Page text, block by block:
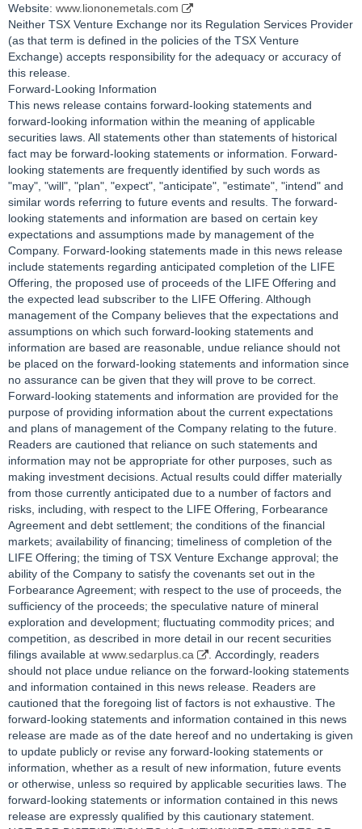
Website: www.liononemetals.com
Neither TSX Venture Exchange nor its Regulation Services Provider
(as that term is defined in the policies of the TSX Venture
Exchange) accepts responsibility for the adequacy or accuracy of
this release.
Forward-Looking Information
This news release contains forward‐looking statements and
forward‐looking information within the meaning of applicable
securities laws. All statements other than statements of historical
fact may be forward‐looking statements or information. Forward-
looking statements are frequently identified by such words as
"may", "will", "plan", "expect", "anticipate", "estimate", "intend" and
similar words referring to future events and results. The forward‐
looking statements and information are based on certain key
expectations and assumptions made by management of the
Company. Forward-looking statements made in this news release
include statements regarding anticipated completion of the LIFE
Offering, the proposed use of proceeds of the LIFE Offering and
the expected lead subscriber to the LIFE Offering. Although
management of the Company believes that the expectations and
assumptions on which such forward-looking statements and
information are based are reasonable, undue reliance should not
be placed on the forward‐looking statements and information since
no assurance can be given that they will prove to be correct.
Forward-looking statements and information are provided for the
purpose of providing information about the current expectations
and plans of management of the Company relating to the future.
Readers are cautioned that reliance on such statements and
information may not be appropriate for other purposes, such as
making investment decisions. Actual results could differ materially
from those currently anticipated due to a number of factors and
risks, including, with respect to the LIFE Offering, Forbearance
Agreement and debt settlement; the conditions of the financial
markets; availability of financing; timeliness of completion of the
LIFE Offering; the timing of TSX Venture Exchange approval; the
ability of the Company to satisfy the covenants set out in the
Forbearance Agreement; with respect to the use of proceeds, the
sufficiency of the proceeds; the speculative nature of mineral
exploration and development; fluctuating commodity prices; and
competition, as described in more detail in our recent securities
filings available at www.sedarplus.ca
. Accordingly, readers
should not place undue reliance on the forward‐looking statements
and information contained in this news release. Readers are
cautioned that the foregoing list of factors is not exhaustive. The
forward‐looking statements and information contained in this news
release are made as of the date hereof and no undertaking is given
to update publicly or revise any forward‐looking statements or
information, whether as a result of new information, future events
or otherwise, unless so required by applicable securities laws. The
forward-looking statements or information contained in this news
release are expressly qualified by this cautionary statement.